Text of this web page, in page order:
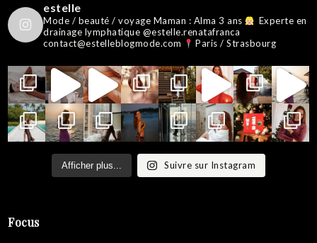
estelle
Mode / beauté / voyage Maman : Alma 3 ans
Experte en
drainage lymphatique @estelle.renatafranca
contact@estelleblogmode.com
Paris / Strasbourg
Afficher plus... Suivre sur Instagram
Focus